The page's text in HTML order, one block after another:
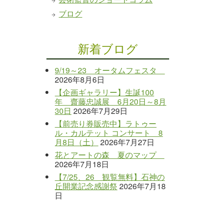
ブログ
新着ブログ
9/19～23 オータムフェスタ
2026年8月6日
【企画ギャラリー】生誕100
年 齋藤忠誠展 6月20日～8月
30日 2026年7月29日
【前売り券販売中】ラトゥー
ル・カルテット コンサート 8
月8日（土）
2026年7月27日
花とアートの森 夏のマップ
2026年7月18日
【7/25、26 観覧無料】石神の
丘開業記念感謝祭 2026年7月18
日